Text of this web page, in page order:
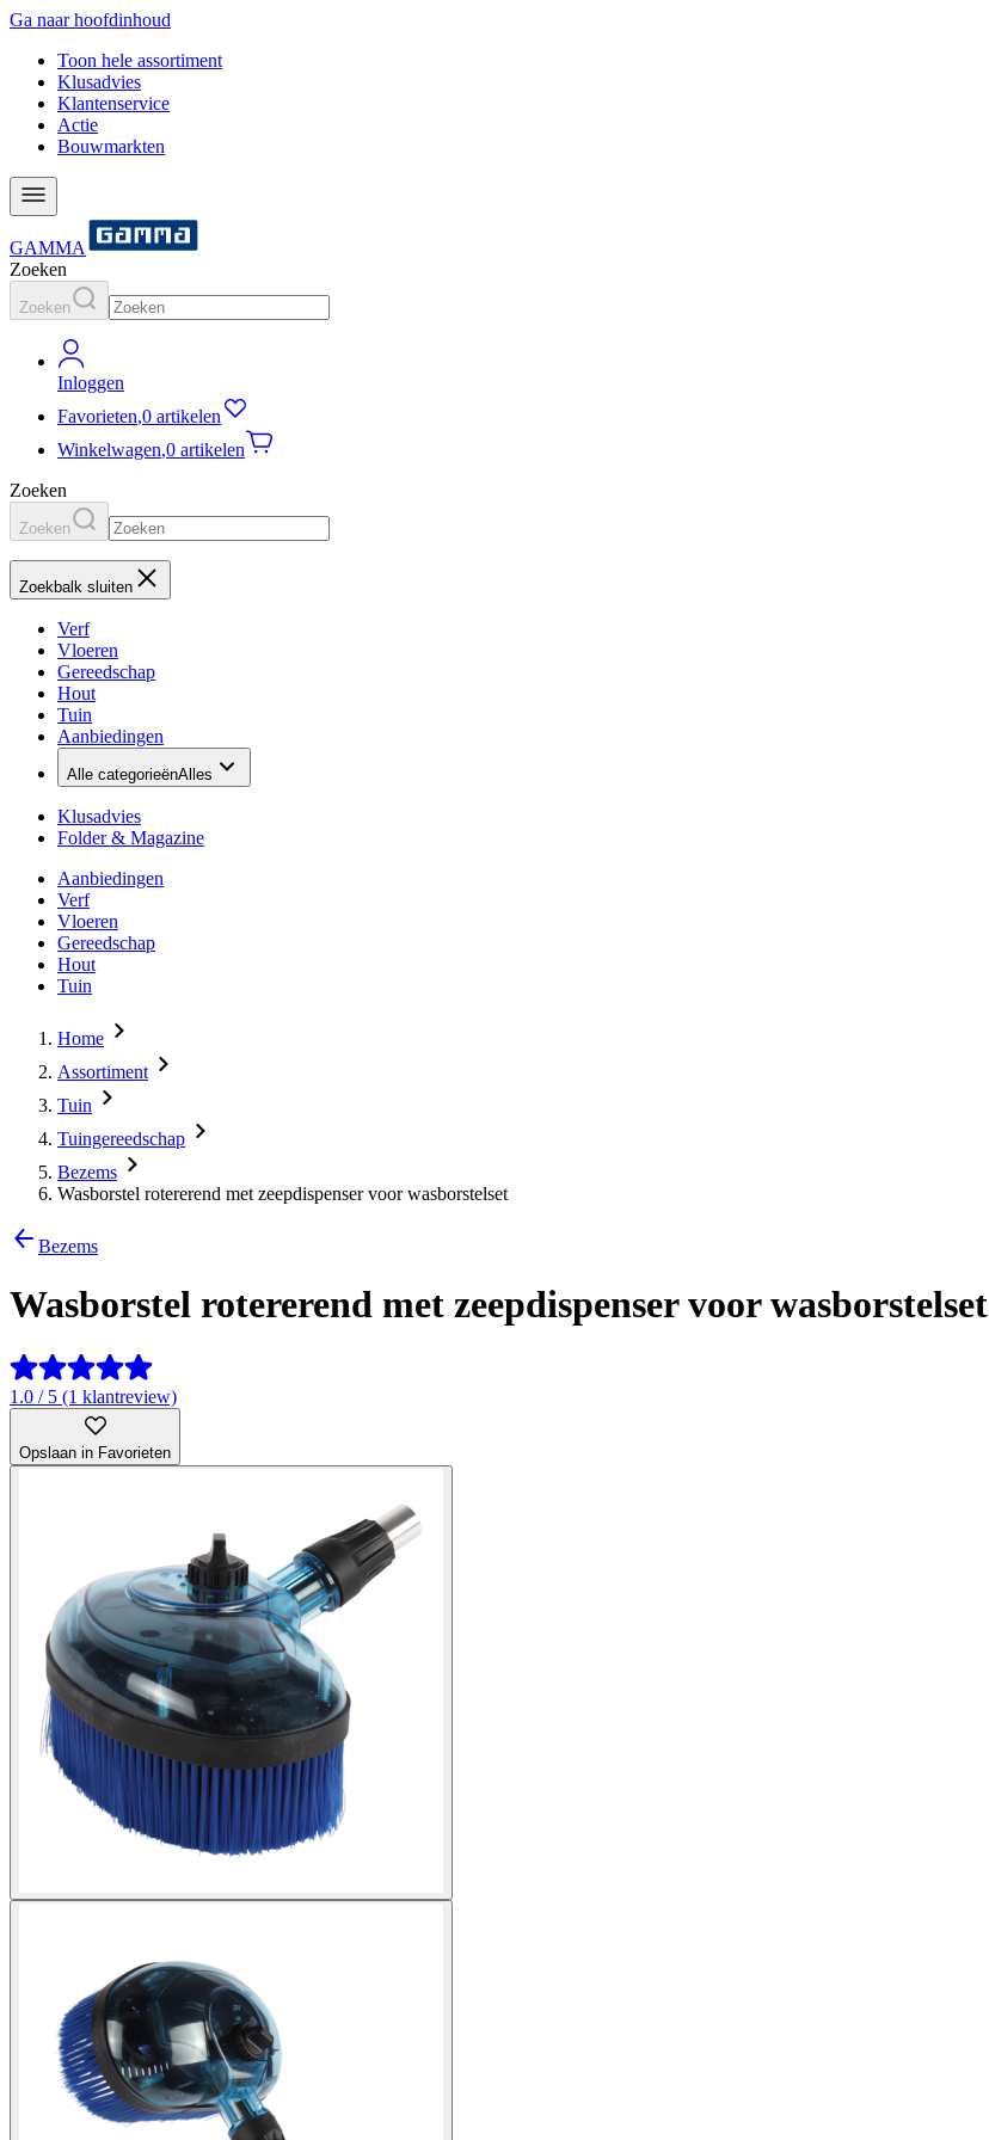
Ga naar hoofdinhoud
Toon hele assortiment
Klusadvies
Klantenservice
Actie
Bouwmarkten
GAMMA
Zoeken
Zoeken
Inloggen
Favorieten,0 artikelen
Winkelwagen,0 artikelen
Zoeken
Zoeken
Zoekbalk sluiten
Verf
Vloeren
Gereedschap
Hout
Tuin
Aanbiedingen
Alle categorieënAlles
Klusadvies
Folder & Magazine
Aanbiedingen
Verf
Vloeren
Gereedschap
Hout
Tuin
Home
Assortiment
Tuin
Tuingereedschap
Bezems
Wasborstel rotererend met zeepdispenser voor wasborstelset
Bezems
Wasborstel rotererend met zeepdispenser voor wasborstelset
1.0 / 5 (1 klantreview)
Opslaan in Favorieten